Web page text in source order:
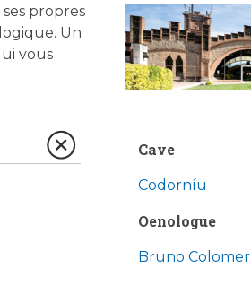
propres
Un
vous
Cave
Codorníu
Oenologue
Bruno Colomer